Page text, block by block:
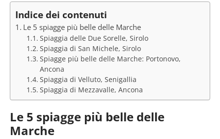
Indice dei contenuti
Le 5 spiagge più belle delle Marche
Spiaggia delle Due Sorelle, Sirolo
Spiaggia di San Michele, Sirolo
Spiagge più belle delle Marche: Portonovo,
Ancona
Spiaggia di Velluto, Senigallia
Spiaggia di Mezzavalle, Ancona
Le 5 spiagge più belle delle
Marche